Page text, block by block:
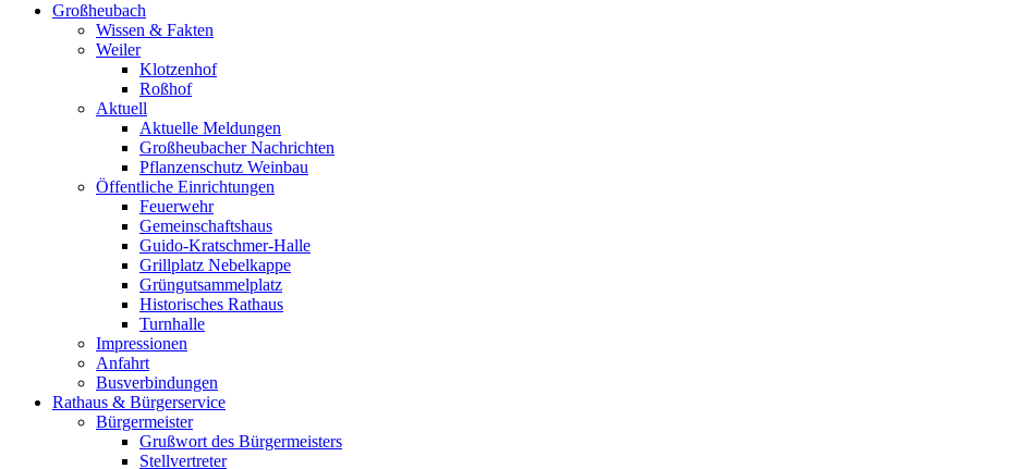
Großheubach
Wissen & Fakten
Weiler
Klotzenhof
Roßhof
Aktuell
Aktuelle Meldungen
Großheubacher Nachrichten
Pflanzenschutz Weinbau
Öffentliche Einrichtungen
Feuerwehr
Gemeinschaftshaus
Guido-Kratschmer-Halle
Grillplatz Nebelkappe
Grüngutsammelplatz
Historisches Rathaus
Turnhalle
Impressionen
Anfahrt
Busverbindungen
Rathaus & Bürgerservice
Bürgermeister
Grußwort des Bürgermeisters
Stellvertreter